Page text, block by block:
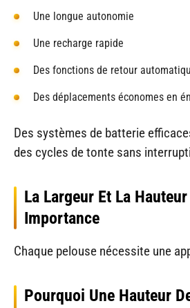
Une longue autonomie
Une recharge rapide
Des fonctions de retour
Des déplacements économes en
Des systèmes de batterie
des cycles de tonte sans
La Largeur Et La
Importance
Chaque pelouse nécessite une
Pourquoi Une Hauteur